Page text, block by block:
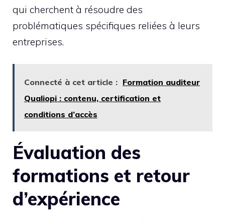
qui cherchent à résoudre des
problématiques spécifiques reliées à leurs
entreprises.
Connecté à cet article : Formation auditeur
Qualiopi : contenu, certification et
conditions d’accès
Évaluation des
formations et retour
d’expérience